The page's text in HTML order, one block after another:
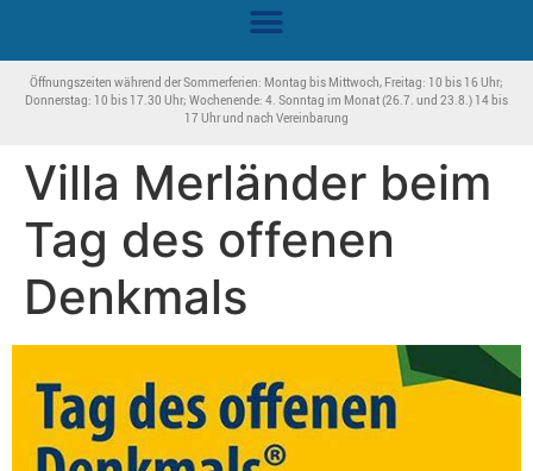
Öffnungszeiten während der Sommerferien: Montag bis Mittwoch, Freitag: 10 bis 16 Uhr;
Donnerstag: 10 bis 17.30 Uhr; Wochenende: 4. Sonntag im Monat (26.7. und 23.8.) 14 bis
17 Uhr und nach Vereinbarung
Villa Merländer beim
Tag des offenen
Denkmals